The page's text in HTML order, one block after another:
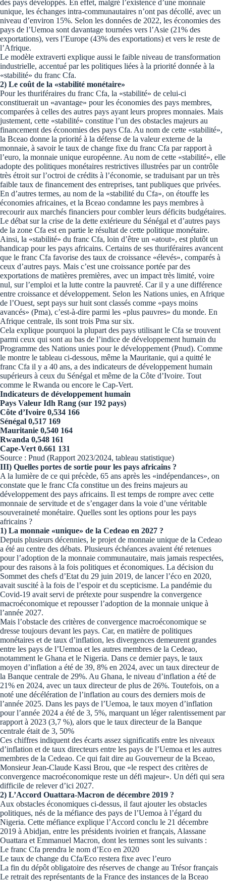
des pays développés. En effet, malgré l’existence d’une monnaie
unique, les échanges intra-communautaires n’ont pas décollé, avec un
niveau d’environ 15%. Selon les données de 2022, les économies des
pays de l’Uemoa sont davantage tournées vers l’Asie (21% des
exportations), vers l’Europe (43% des exportations) et vers le reste de
l’Afrique.
Le modèle extraverti explique aussi le faible niveau de transformation
industrielle, accentué par les politiques liées à la priorité donnée à la
«stabilité» du franc Cfa.
2) Le coût de la «stabilité monétaire»
Pour les thuriféraires du franc Cfa, la «stabilité» de celui-ci
constituerait un «avantage» pour les économies des pays membres,
comparées à celles des autres pays ayant leurs propres monnaies. Mais
justement, cette «stabilité» constitue l’un des obstacles majeurs au
financement des économies des pays Cfa. Au nom de cette «stabilité»,
la Bceao donne la priorité à la défense de la valeur externe de la
monnaie, à savoir le taux de change fixe du franc Cfa par rapport à
l’euro, la monnaie unique européenne. Au nom de cette «stabilité», elle
adopte des politiques monétaires restrictives illustrées par un contrôle
très étroit sur l’octroi de crédits à l’économie, se traduisant par un très
faible taux de financement des entreprises, tant publiques que privées.
En d’autres termes, au nom de la «stabilité du Cfa», on étouffe les
économies africaines, et la Bceao condamne les pays membres à
recourir aux marchés financiers pour combler leurs déficits budgétaires.
Le débat sur la crise de la dette extérieure du Sénégal et d’autres pays
de la zone Cfa est en partie le résultat de cette politique monétaire.
Ainsi, la «stabilité» du franc Cfa, loin d’être un «atout», est plutôt un
handicap pour les pays africains. Certains de ses thuriféraires avancent
que le franc Cfa favorise des taux de croissance «élevés», comparés à
ceux d’autres pays. Mais c’est une croissance portée par des
exportations de matières premières, avec un impact très limité, voire
nul, sur l’emploi et la lutte contre la pauvreté. Car il y a une différence
entre croissance et développement. Selon les Nations unies, en Afrique
de l’Ouest, sept pays sur huit sont classés comme «pays moins
avancés» (Pma), c’est-à-dire parmi les «plus pauvres» du monde. En
Afrique centrale, ils sont trois Pma sur six.
Cela explique pourquoi la plupart des pays utilisant le Cfa se trouvent
parmi ceux qui sont au bas de l’indice de développement humain du
Programme des Nations unies pour le développement (Pnud). Comme
le montre le tableau ci-dessous, même la Mauritanie, qui a quitté le
franc Cfa il y a 40 ans, a des indicateurs de développement humain
supérieurs à ceux du Sénégal et même de la Côte d’Ivoire. Tout
comme le Rwanda ou encore le Cap-Vert.
Indicateurs de développement humain
Pays Valeur Idh Rang (sur 192 pays)
Côte d’Ivoire 0,534 166
Sénégal 0,517 169
Mauritanie 0,540 164
Rwanda 0,548 161
Cape-Vert 0.661 131
Source : Pnud (Rapport 2023/2024, tableau statistique)
III) Quelles portes de sortie pour les pays africains ?
A la lumière de ce qui précède, 65 ans après les «indépendances», on
constate que le franc Cfa constitue un des freins majeurs au
développement des pays africains. Il est temps de rompre avec cette
monnaie de servitude et de s’engager dans la voie d’une véritable
souveraineté monétaire. Quelles sont les options pour les pays
africains ?
1) La monnaie «unique» de la Cedeao en 2027 ?
Depuis plusieurs décennies, le projet de monnaie unique de la Cedeao
a été au centre des débats. Plusieurs échéances avaient été retenues
pour l’adoption de la monnaie communautaire, mais jamais respectées,
pour des raisons à la fois politiques et économiques. La décision du
Sommet des chefs d’Etat du 29 juin 2019, de lancer l’éco en 2020,
avait suscité à la fois de l’espoir et du scepticisme. La pandémie du
Covid-19 avait servi de prétexte pour suspendre la convergence
macroéconomique et repousser l’adoption de la monnaie unique à
l’année 2027.
Mais l’obstacle des critères de convergence macroéconomique se
dresse toujours devant les pays. Car, en matière de politiques
monétaires et de taux d’inflation, les divergences demeurent grandes
entre les pays de l’Uemoa et les autres membres de la Cedeao,
notamment le Ghana et le Nigeria. Dans ce dernier pays, le taux
moyen d’inflation a été de 39, 8% en 2024, avec un taux directeur de
la Banque centrale de 29%. Au Ghana, le niveau d’inflation a été de
21% en 2024, avec un taux directeur de plus de 26%. Toutefois, on a
noté une décélération de l’inflation au cours des derniers mois de
l’année 2025. Dans les pays de l’Uemoa, le taux moyen d’inflation
pour l’année 2024 a été de 3, 5%, marquant un léger ralentissement par
rapport à 2023 (3,7 %), alors que le taux directeur de la Banque
centrale était de 3, 50%
Ces chiffres indiquent des écarts assez significatifs entre les niveaux
d’inflation et de taux directeurs entre les pays de l’Uemoa et les autres
membres de la Cedeao. Ce qui fait dire au Gouverneur de la Bceao,
Monsieur Jean-Claude Kassi Brou, que «le respect des critères de
convergence macroéconomique reste un défi majeur». Un défi qui sera
difficile de relever d’ici 2027.
2) L’Accord Ouattara-Macron de décembre 2019 ?
Aux obstacles économiques ci-dessus, il faut ajouter les obstacles
politiques, nés de la méfiance des pays de l’Uemoa à l’égard du
Nigeria. Cette méfiance explique l’Accord conclu le 21 décembre
2019 à Abidjan, entre les présidents ivoirien et français, Alassane
Ouattara et Emmanuel Macron, dont les termes sont les suivants :
Le franc Cfa prendra le nom d’Eco en 2020
Le taux de change du Cfa/Eco restera fixe avec l’euro
La fin du dépôt obligatoire des réserves de change au Trésor français
Le retrait des représentants de la France des instances de la Bceao